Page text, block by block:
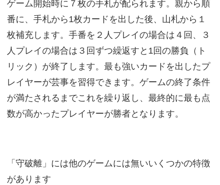
ゲーム開始時に７枚の手札が配られます。親から順
番に、手札から1枚カードを出した後、山札から１
枚補充します。手番を２人プレイの場合は４回、３
人プレイの場合は３回ずつ繰返すと1回の勝負（ト
リック）が終了します。最も強いカードを出したプ
レイヤーが芸事を習得できます。ゲームの終了条件
が満たされるまでこれを繰り返し、最終的に最も点
数が高かったプレイヤーが勝者となります。
「守破離」には他のゲームには無いいくつかの特徴
があります